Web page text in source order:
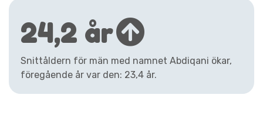
24,2 år
Snittåldern för män med namnet Abdiqani ökar,
föregående år var den: 23,4 år.